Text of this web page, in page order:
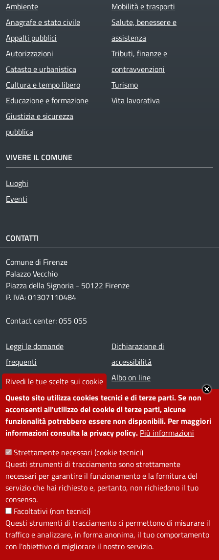
Rivedi le tue scelte sui cookie
Questo sito utilizza cookies tecnici e di terze parti. Se non
acconsenti all'utilizzo dei cookie di terze parti, alcune
funzionalità potrebbero essere non disponibili. Per maggiori
informazioni consulta la privacy policy. Più informazioni
Strettamente necessari (cookie tecnici)
Questi strumenti di tracciamento sono strettamente
necessari per garantire il funzionamento e la fornitura del
servizio che hai richiesto e, pertanto, non richiedono il tuo
consenso.
Facoltativi (non tecnici)
Questi strumenti di tracciamento ci permettono di misurare il
traffico e analizzare, in forma anonima, il tuo comportamento
con l'obiettivo di migliorare il nostro servizio.
Ambiente
Anagrafe e stato civile
Appalti pubblici
Autorizzazioni
Catasto e urbanistica
Cultura e tempo libero
Educazione e formazione
Giustizia e sicurezza
pubblica
Mobilità e trasporti
Salute, benessere e
assistenza
Tributi, finanze e
contravvenzioni
Turismo
Vita lavorativa
VIVERE IL COMUNE
Luoghi
Eventi
CONTATTI
Comune di Firenze
Palazzo Vecchio
Piazza della Signoria - 50122 Firenze
P. IVA: 01307110484
Contact center: 055 055
Footer menu
Leggi le domande
frequenti
Prenota appuntamento
Segnala disservizio
Amministrazione
trasparente
Note legali
Dichiarazione di
accessibilità
Albo on line
Redazione web
Piano di miglioramento dei
servizi
Contatti
SEGUICI SU
Facebook
Instagram
YouTube
Telegram
WhatsApp
TwitterLinkedin
PRIVACY
Useful links section
La Privacy nel Comune